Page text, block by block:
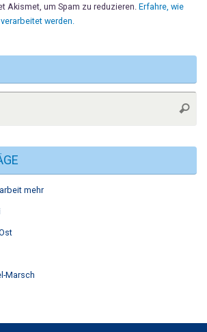
Akismet, um Spam zu reduzieren. Erfahre, wie
werden.
mehr
Marsch